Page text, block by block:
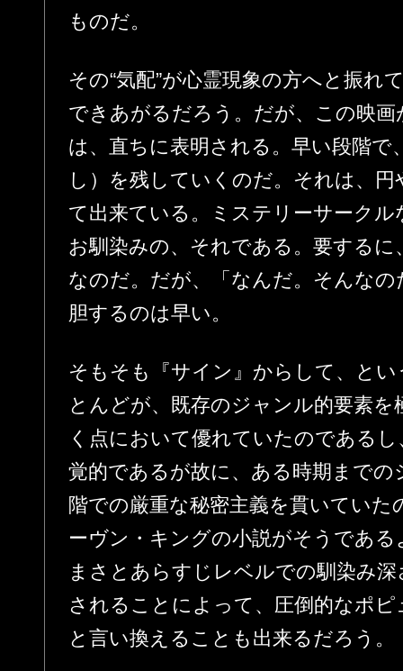
ものだ。
その“気配”が心霊現象の方へと振れ
できあがるだろう。だが、この映
は、直ちに表明される。早い段階で
し）を残していくのだ。それは、
て出来ている。ミステリーサーク
お馴染みの、それである。要する
なのだ。だが、「なんだ。そんな
胆するのは早い。
そもそも『サイン』からして、と
とんどが、既存のジャンル的要素
く点において優れていたのである
覚的であるが故に、ある時期までの
階での厳重な秘密主義を貫いてい
ーヴン・キングの小説がそうであ
まさとあらすじレベルでの馴染み
されることによって、圧倒的なポ
と言い換えることも出来るだろう。